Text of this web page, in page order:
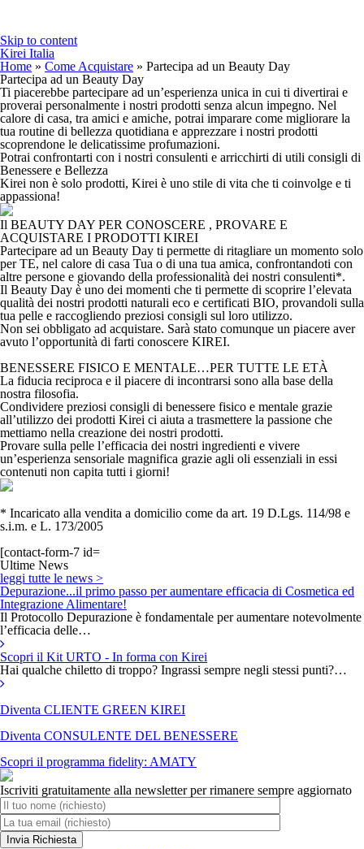
Skip to content
Kirei Italia
Home » Come Acquistare » Partecipa ad un Beauty Day
Partecipa ad un Beauty Day
Ti piacerebbe partecipare ad un’esperienza unica in cui ti divertirai e
proverai personalmente i nostri prodotti senza alcun impegno. Nel
calore di casa, tra amici e amiche, potrai imparare come migliorare la
tua routine di bellezza quotidiana e apprezzare i nostri prodotti
scoprendone le delicatissime profumazioni.
Potrai confrontarti con i nostri consulenti e arricchirti di utili consigli di
Benessere e Bellezza
Kirei non è solo prodotti, Kirei è uno stile di vita che ti coinvolge e ti
appassiona!
Il BEAUTY DAY PER CONOSCERE , PROVARE E
ACQUISTARE I PRODOTTI KIREI
Partecipare ad un Beauty Day ti permette di ritagliare un momento solo
per TE, nel calore di casa Tua o di una tua amica, confrontandoti con
altre persone e giovando della professionalità dei nostri consulenti*.
Il Beauty Day è uno dei momenti che ti permette di scoprire l’elevata
qualità dei nostri prodotti naturali eco e certificati BIO, provandoli sulla
tua pelle e raccogliendo preziosi consigli sul loro utilizzo.
Non sei obbligato ad acquistare. Sarà stato comunque un piacere aver
avuto l’opportunità di farti conoscere KIREI.
BENESSERE FISICO E MENTALE…PER TUTTE LE ETÀ
La fiducia reciproca e il piacere di incontrarsi sono alla base della
nostra filosofia.
Condividere preziosi consigli di benessere fisico e mentale grazie
all’utilizzo dei prodotti Kirei ci aiuta a trasmettere la passione che
mettiamo nella creazione dei nostri prodotti.
Provare sulla pelle l’efficacia dei nostri ingredienti e vivere
un’esperienza sensoriale magnifica grazie agli oli essenziali in essi
contenuti non capita tutti i giorni!
* Incaricato alla vendita a domicilio come da art. 19 D.Lgs. 114/98 e
s.i.m. e L. 173/2005
[contact-form-7 id=
Ultime News
leggi tutte le news >
Depurazione...il primo passo per aumentare efficacia di Cosmetica ed
Integrazione Alimentare!
Il Protocollo Depurazione è fondamentale per aumentare notevolmente
l’efficacia delle…
Scopri il Kit URTO - In forma con Kirei
Hai qualche chiletto di troppo? Ingrassi sempre negli stessi punti?…
Diventa CLIENTE GREEN KIREI
Diventa CONSULENTE DEL BENESSERE
Scopri il programma fidelity: AMATY
Iscriviti gratuitamente alla newsletter per rimanere sempre aggiornato